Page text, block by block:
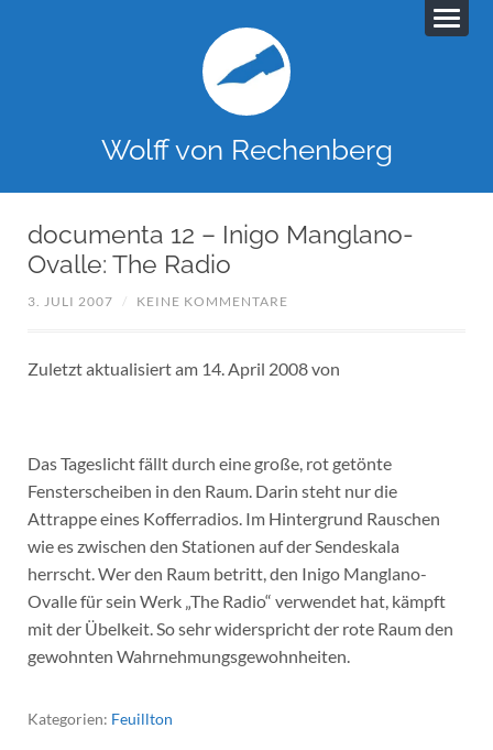
Wolff von Rechenberg
documenta 12 – Inigo Manglano-
Ovalle: The Radio
3. JULI 2007 / KEINE KOMMENTARE
Zuletzt aktualisiert am 14. April 2008 von
Das Tageslicht fällt durch eine große, rot getönte
Fensterscheiben in den Raum. Darin steht nur die
Attrappe eines Kofferradios. Im Hintergrund Rauschen
wie es zwischen den Stationen auf der Sendeskala
herrscht. Wer den Raum betritt, den Inigo Manglano-
Ovalle für sein Werk „The Radio“ verwendet hat, kämpft
mit der Übelkeit. So sehr widerspricht der rote Raum den
gewohnten Wahrnehmungsgewohnheiten.
Kategorien: Feuillton